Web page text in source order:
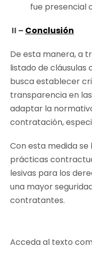
fue presencial
II – Conclusión
De esta manera, a
listado de cláusulas
busca establecer
transparencia en
adaptar la
contratación,
Con esta medida
prácticas
lesivas para los
una mayor
contratantes.
Acceda al texto